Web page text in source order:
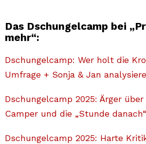
Das Dschungelcamp bei
mehr“:
Dschungelcamp: Wer holt die
Umfrage + Sonja & Jan
Dschungelcamp 2025: Ärger
Camper und die „Stunde danach“
Dschungelcamp 2025: Harte